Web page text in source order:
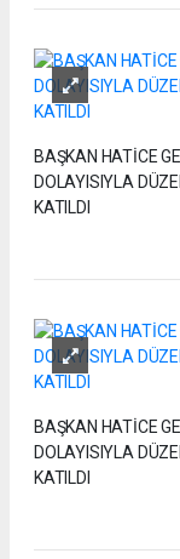
BAŞKAN HATİCE
DOLAYISIYLA
KATILDI
BAŞKAN HATİCE
DOLAYISIYLA
KATILDI